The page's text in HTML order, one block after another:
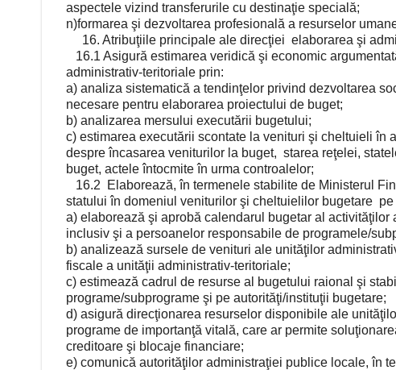
aspectele vizind transferurile cu destinaţie specială;
n)formarea şi dezvoltarea profesională a resurselor
16. Atribuţiile principale ale direcţiei elaborarea şi
16.1 Asigură estimarea veridică şi economic
administrativ-teritoriale prin:
a) analiza sistematică a tendinţelor privind dezvoltarea
necesare pentru elaborarea proiectului de buget;
b) analizarea mersului executării bugetului;
c) estimarea executării scontate la venituri şi cheltuieli în
despre încasarea veniturilor la buget, starea reţelei,
buget, actele întocmite în urma controalelor;
16.2 Elaborează, în termenele stabilite de Ministerul
statului în domeniul veniturilor şi cheltuielilor bugetare
a) elaborează şi aprobă calendarul bugetar al
inclusiv şi a persoanelor responsabile de programele/
b) analizează sursele de venituri ale unităţilor
fiscale a unităţii administrativ-teritoriale;
c) estimează cadrul de resurse al bugetului raional şi
programe/subprograme şi pe autorităţi/instituţii bugetare;
d) asigură direcţionarea resurselor disponibile ale
programe de importanţă vitală, care ar permite
creditoare şi blocaje financiare;
e) comunică autorităţilor administraţiei publice locale, în